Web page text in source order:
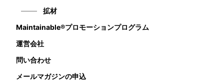
拡材
Maintainable®プロモーションプログラム
運営会社
問い合わせ
メールマガジンの申込